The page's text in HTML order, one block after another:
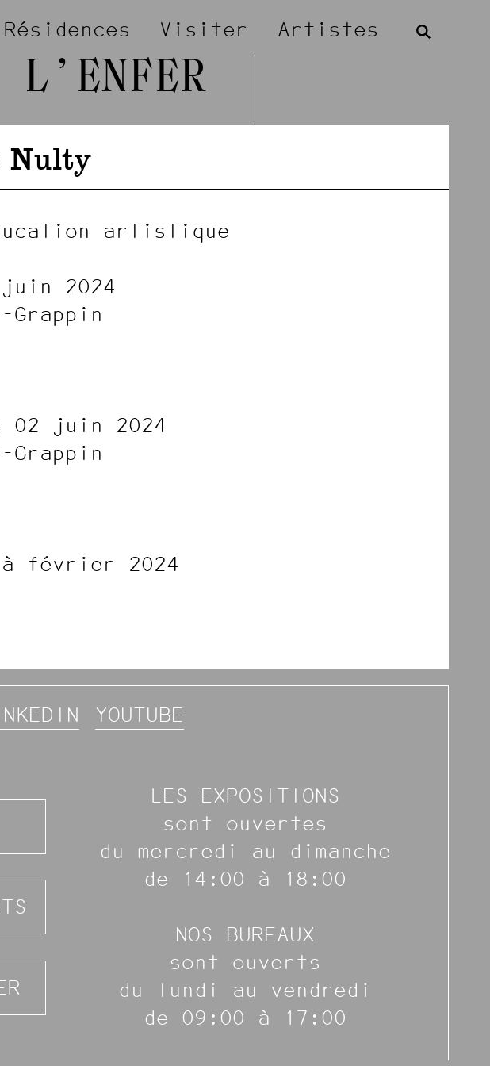
Résidences Visiter Artistes
Nulty
artistique
2024
Grappin
02 juin 2024
Grappin
à février 2024
YOUTUBE
LES EXPOSITIONS
sont ouvertes
du mercredi au dimanche
de 14:00 à 18:00
NOS BUREAUX
sont ouverts
du lundi au vendredi
de 09:00 à 17:00